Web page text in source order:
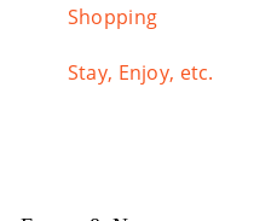
Shopping
Stay, Enjoy, etc.